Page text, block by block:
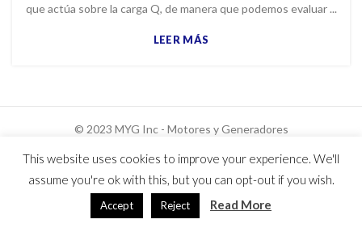
que actúa sobre la carga Q, de manera que podemos evaluar ...
LEER MÁS
© 2023 MYG Inc - Motores y Generadores
Usuarios hoy : 1004
Usuarios ayer : 1344
This website uses cookies to improve your experience. We'll
assume you're ok with this, but you can opt-out if you wish.
Accept Reject Read More